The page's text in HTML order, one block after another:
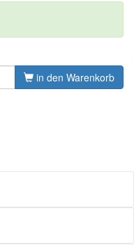
in den Warenkorb